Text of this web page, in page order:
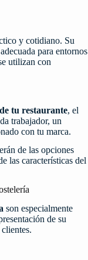
y cotidiano. Su
para entornos
utilizan con
tu restaurante, el
trabajador, un
con tu marca.
de las opciones
las características del
son especialmente
de su